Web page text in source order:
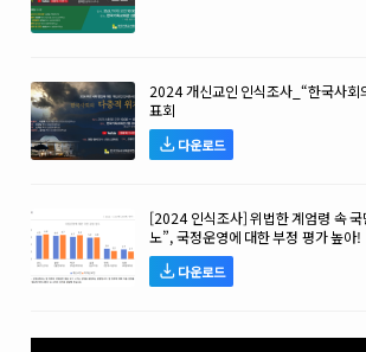
2024 개신교인 인식조사_“한국사회
표회
다운로드
[2024 인식조사] 위법한 계엄령 속 국
노”, 국정운영에 대한 부정 평가 높아!
다운로드